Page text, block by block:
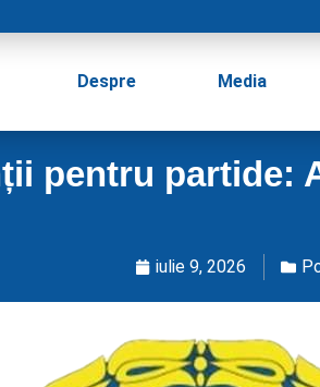
Despre Media
pentru partide:
iulie 9, 2026